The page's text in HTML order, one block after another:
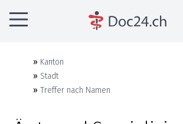
» Kanton
» Stadt
» Treffer nach Namen